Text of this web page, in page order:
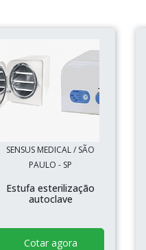
SENSUS MEDICAL / SÃO
PAULO - SP
Estufa esterilização
autoclave
Cotar agora